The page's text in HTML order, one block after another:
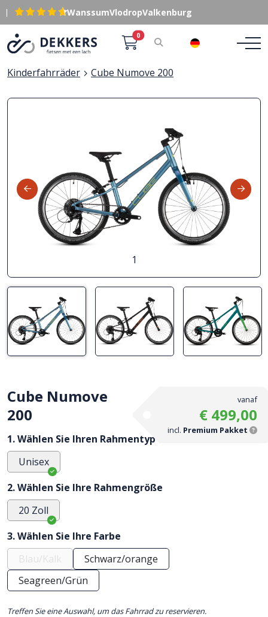
| WanssumVlodropValkenburg
0
Kinderfahrräder Cube Numove 200
1
Cube Numove
200
vanaf
€ 499,00
incl. Premium Pakket
1. Wählen Sie Ihren Rahmentyp
Unisex
2. Wählen Sie Ihre Rahmengröße
20 Zoll
3. Wählen Sie Ihre Farbe
Blau/Kalk
Schwarz/orange
Seagreen/Grün
Treffen Sie eine Auswahl, um das Fahrrad zu reservieren.